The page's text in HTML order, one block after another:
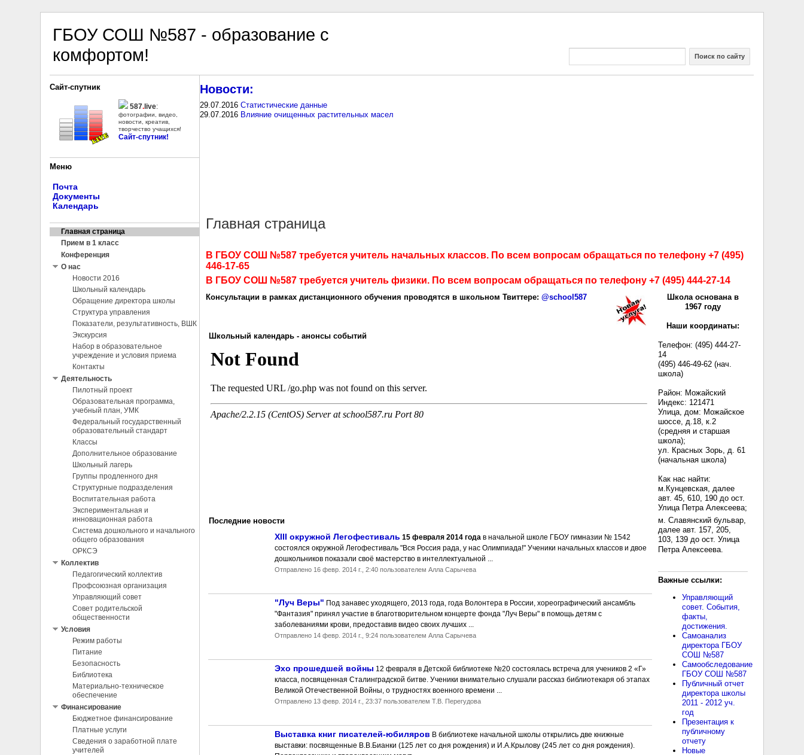
ГБОУ СОШ №587 - образование с
комфортом!
Поиск по сайту
Сайт-спутник
587. live:
фотографии, видео,
новости, креатив,
творчество учащихся!
Сайт-спутник!
Меню
Почта
Документы
Календарь
Главная страница
Прием в 1 класс
Конференция
О нас
Новости 2016
Школьный календарь
Обращение директора школы
Структура управления
Показатели, результативность, ВШК
Экскурсия
Набор в образовательное
учреждение и условия приема
Контакты
Деятельность
Пилотный проект
Образовательная программа,
учебный план, УМК
Федеральный государственный
образовательный стандарт
Классы
Дополнительное образование
Школьный лагерь
Группы продленного дня
Структурные подразделения
Воспитательная работа
Экспериментальная и
инновационная работа
Система дошкольного и начального
общего образования
ОРКСЭ
Коллектив
Педагогический коллектив
Профсоюзная организация
Управляющий совет
Совет родительской
общественности
Условия
Режим работы
Питание
Безопасность
Библиотека
Материально-техническое
обеспечение
Финансирование
Бюджетное финансирование
Платные услуги
Сведения о заработной плате
учителей
Новости:
29.07.2016Статистические данные
29.07.2016 Влияние очищенных растительных масел
Главная страница
В ГБОУ СОШ №587 требуется учитель начальных классов. По всем вопросам обращаться по телефону +7 (495)
446-17-65
В ГБОУ СОШ №587 требуется учитель физики. По всем вопросам обращаться по телефону +7 (495) 444-27-14
Консультации в рамках дистанционного обучения проводятсяв школьном Твиттере:@school587
Школьный календарь - анонсы событий
Последние новости
XIII окружной Легофестиваль 15 февраля 2014 года в начальной школе ГБОУ гимназии № 1542
состоялся окружной Легофестиваль "Вся Россия рада, у нас Олимпиада!" Ученики начальных классов и двое
дошкольников показали своё мастерство в интеллектуальной ...
Отправлено 16 февр. 2014 г., 2:40 пользователем Алла Сарычева
"Луч Веры" Под занавес уходящего, 2013 года, года Волонтера в России, хореографический ансамбль
"Фантазия" принял участие в благотворительном концерте фонда "Луч Веры" в помощь детям с
заболеваниями крови, предоставив видео своих лучших ...
Отправлено 14 февр. 2014 г., 9:24 пользователем Алла Сарычева
Эхо прошедшей войны 12 февраля в Детской библиотеке №20 состоялась встреча для учеников 2 «Г»
класса, посвященная Сталинградской битве. Ученики внимательно слушали рассказ библиотекаря об этапах
Великой Отечественной Войны, о трудностях военного времени ...
Отправлено 13 февр. 2014 г., 23:37 пользователем Т.В. Перегудова
Выставка книг писателей-юбиляров В библиотеке начальной школы открылись две книжные
выставки: посвященные В.В.Бианки (125 лет со дня рождения) и И.А.Крылову (245 лет со дня рождения).
Школа основана в
1967 году
Наши координаты:
Телефон: (495) 444-27-
14
(495) 446-49-62 (нач.
школа)
Район: Можайский
Индекс: 121471
Улица, дом: Можайское
шоссе, д.18, к.2
(средняя и старшая
школа);
ул. Красных Зорь, д. 61
(начальная школа)
Как нас найти:
м.Кунцевская, далее
авт. 45, 610, 190 до ост.
Улица Петра Алексеева;
м. Славянский бульвар,
далее авт. 157, 205,
103, 139 до ост. Улица
Петра Алексеева.
Важные ссылки:
Управляющий
совет. События,
факты,
достижения.
Самоанализ
директора ГБОУ
СОШ №587
Самообследование
ГБОУ СОШ №587
Публичный отчет
директора школы
2011 - 2012 уч.
год
Презентация к
публичному
отчету
Новые